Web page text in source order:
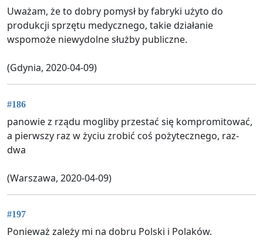
Uważam, że to dobry pomysł by fabryki użyto do
produkcji sprzętu medycznego, takie działanie
wspomoże niewydolne służby publiczne.
(Gdynia, 2020-04-09)
#186
panowie z rządu mogliby przestać się kompromitować,
a pierwszy raz w życiu zrobić coś pożytecznego, raz-
dwa
(Warszawa, 2020-04-09)
#197
Ponieważ zależy mi na dobru Polski i Polaków.